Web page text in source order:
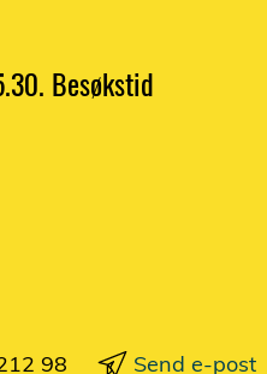
Besøkstid
98
Send e-post